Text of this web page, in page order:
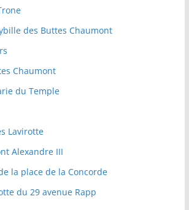
des Buttes Chaumont
Chaumont
du Temple
Lavirotte
Alexandre III
la place de la Concorde
du 29 avenue Rapp